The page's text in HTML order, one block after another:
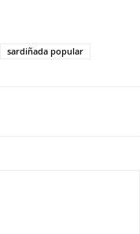
sardiñada popular